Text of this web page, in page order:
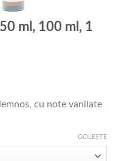
ml, 100 ml, 1
cu note vanilate
GOLEȘTE